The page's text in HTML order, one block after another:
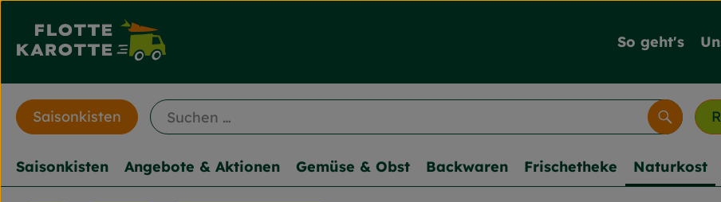
So geht's
Suchen
Saisonkisten
Saisonkisten Angebote & Aktionen Gemüse & Obst Backwaren Frischetheke Naturkost